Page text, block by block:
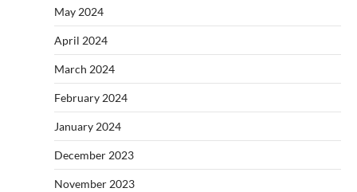
May 2024
April 2024
March 2024
February 2024
January 2024
December 2023
November 2023